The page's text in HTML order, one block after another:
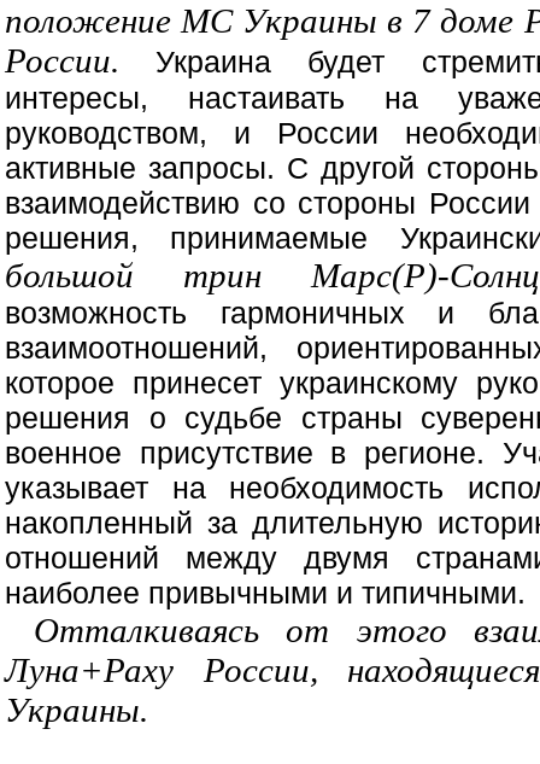
положение МС Украины в 7 доме
России. Украина будет
интересы, настаивать на
руководством, и России
активные запросы. С другой
взаимодействию со стороны
решения, принимаемые
большой трин Марс(Р)-
возможность гармоничных и
взаимоотношений,
которое принесет украинскому
решения о судьбе страны
военное присутствие в регионе.
указывает на необходимость
накопленный за длительную
отношений между двумя
наиболее привычными и типичными.
Отталкиваясь от этого
Луна+Раху России,
Украины.